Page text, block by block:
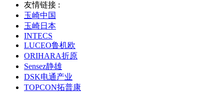
友情链接 :
玉崎中国
玉崎日本
INTECS
LUCEO鲁机欧
ORIHARA折原
Sensez静雄
DSK电通产业
TOPCON拓普康